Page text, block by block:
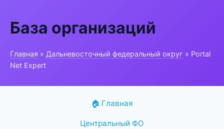
База организаций
Главная » Дальневосточный федеральный округ » Portal
Net Expert
🏠 Главная
Центральный ФО